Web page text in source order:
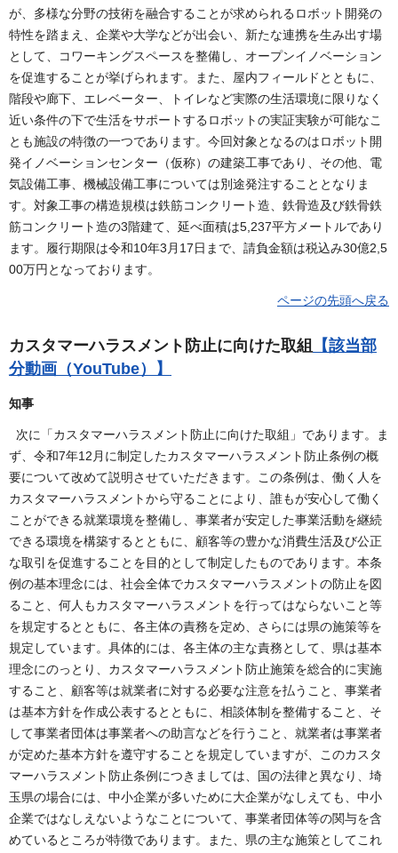
が、多様な分野の技術を融合することが求められるロボット開発の
特性を踏まえ、企業や大学などが出会い、新たな連携を生み出す場
として、コワーキングスペースを整備し、オープンイノベーション
を促進することが挙げられます。また、屋内フィールドとともに、
階段や廊下、エレベーター、トイレなど実際の生活環境に限りなく
近い条件の下で生活をサポートするロボットの実証実験が可能なこ
とも施設の特徴の一つであります。今回対象となるのはロボット開
発イノベーションセンター（仮称）の建築工事であり、その他、電
気設備工事、機械設備工事については別途発注することとなりま
す。対象工事の構造規模は鉄筋コンクリート造、鉄骨造及び鉄骨鉄
筋コンクリート造の3階建て、延べ面積は5,237平方メートルであり
ます。履行期限は令和10年3月17日まで、請負金額は税込み30億2,5
00万円となっております。
ページの先頭へ戻る
カスタマーハラスメント防止に向けた取組
【該当部
分動画（YouTube）】
知事
次に「カスタマーハラスメント防止に向けた取組」であります。ま
ず、令和7年12月に制定したカスタマーハラスメント防止条例の概
要について改めて説明させていただきます。この条例は、働く人を
カスタマーハラスメントから守ることにより、誰もが安心して働く
ことができる就業環境を整備し、事業者が安定した事業活動を継続
できる環境を構築するとともに、顧客等の豊かな消費生活及び公正
な取引を促進することを目的として制定したものであります。本条
例の基本理念には、社会全体でカスタマーハラスメントの防止を図
ること、何人もカスタマーハラスメントを行ってはならないこと等
を規定するとともに、各主体の責務を定め、さらには県の施策等を
規定しています。具体的には、各主体の主な責務として、県は基本
理念にのっとり、カスタマーハラスメント防止施策を総合的に実施
すること、顧客等は就業者に対する必要な注意を払うこと、事業者
は基本方針を作成公表するとともに、相談体制を整備すること、そ
して事業者団体は事業者への助言などを行うこと、就業者は事業者
が定めた基本方針を遵守することを規定していますが、このカスタ
マーハラスメント防止条例につきましては、国の法律と異なり、埼
玉県の場合には、中小企業が多いために大企業がなしえても、中小
企業ではなしえないようなことについて、事業者団体等の関与を含
めているところが特徴であります。また、県の主な施策としてこれ